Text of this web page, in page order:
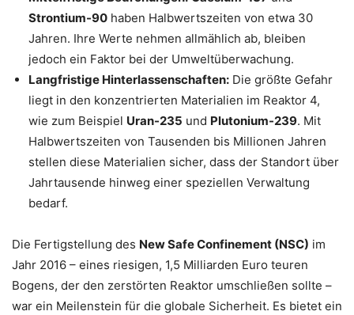
Strontium-90 haben Halbwertszeiten von etwa 30
Jahren. Ihre Werte nehmen allmählich ab, bleiben
jedoch ein Faktor bei der Umweltüberwachung.
Langfristige Hinterlassenschaften: Die größte Gefahr
liegt in den konzentrierten Materialien im Reaktor 4,
wie zum Beispiel Uran-235 und Plutonium-239. Mit
Halbwertszeiten von Tausenden bis Millionen Jahren
stellen diese Materialien sicher, dass der Standort über
Jahrtausende hinweg einer speziellen Verwaltung
bedarf.
Die Fertigstellung des New Safe Confinement (NSC) im
Jahr 2016 – eines riesigen, 1,5 Milliarden Euro teuren
Bogens, der den zerstörten Reaktor umschließen sollte –
war ein Meilenstein für die globale Sicherheit. Es bietet ein